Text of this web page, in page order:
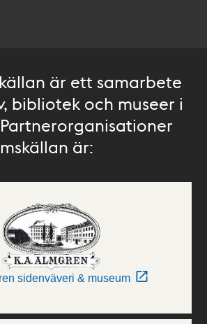
är ett samarbete
bibliotek och museer i
är:
sidenväveri & museum